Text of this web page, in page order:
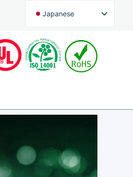
Japanese
English (UK)
Czech
Korean
Bosnian